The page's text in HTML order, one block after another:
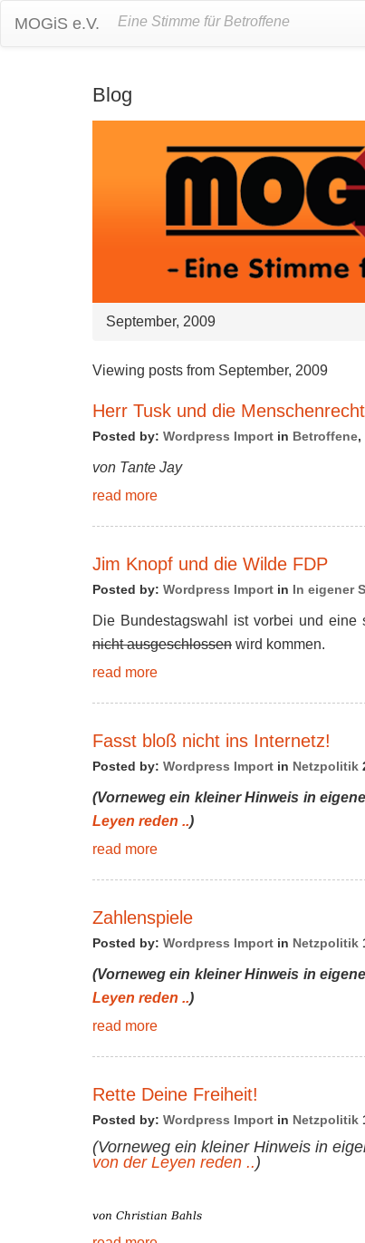
MOGiS e.V. Eine Stimme für Betroffene
Blog
September, 2009
Viewing posts from September, 2009
Herr Tusk und die
Posted by: Wordpress Import in Betroffene,
von Tante Jay
read more
Jim Knopf und die Wilde FDP
Posted by: Wordpress Import in In eigener
Die Bundestagswahl ist vorbei und
nicht ausgeschlossen wird kommen.
read more
Fasst bloß nicht ins Internetz!
Posted by: Wordpress Import in Netzpolitik
(Vorneweg ein kleiner Hinweis in
Leyen reden ..)
read more
Zahlenspiele
Posted by: Wordpress Import in Netzpolitik
(Vorneweg ein kleiner Hinweis in
Leyen reden ..)
read more
Rette Deine Freiheit!
Posted by: Wordpress Import in Netzpolitik
(Vorneweg ein kleiner Hinweis in
von der Leyen reden ..)